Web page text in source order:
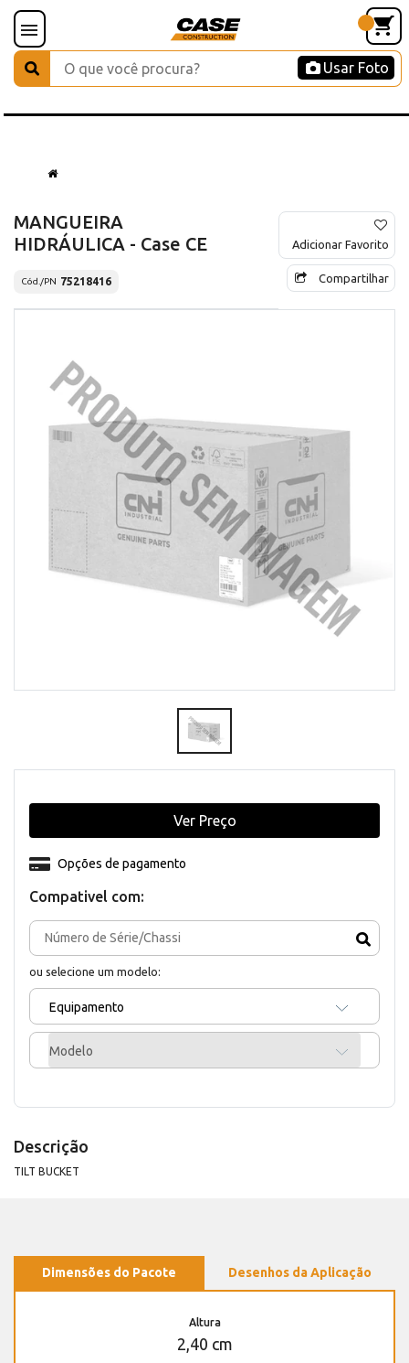
Usar Foto
MANGUEIRA
HIDRÁULICA - Case CE
Cód./PN 75218416
Adicionar Favorito
Compartilhar
Compativel com:
ou selecione um modelo:
Equipamento
Modelo
Opções de pagamento
Ver Preço
Descrição
TILT BUCKET
Dimensões do Pacote Desenhos da Aplicação
Altura
2,40 cm